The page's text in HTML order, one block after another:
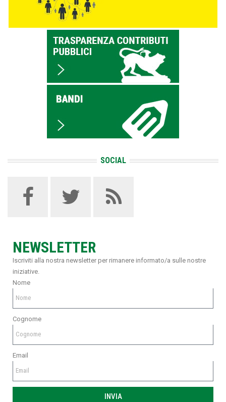
SOCIAL
NEWSLETTER
Iscriviti alla nostra newsletter per rimanere informato/a sulle nostre
iniziative.
Nome
Cognome
Email
INVIA